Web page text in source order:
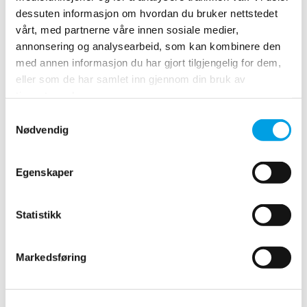
dessuten informasjon om hvordan du bruker nettstedet
vårt, med partnerne våre innen sosiale medier,
annonsering og analysearbeid, som kan kombinere den
med annen informasjon du har gjort tilgjengelig for dem,
eller som de har samlet inn gjennom din bruk av
Selection
Nødvendig
Egenskaper
Statistikk
Markedsføring
Polygon Group kjøper Kaph
Entreprenør i Norge.
29.04.2021
Polygon Group har inngått en avtale om kjøp av Kaph